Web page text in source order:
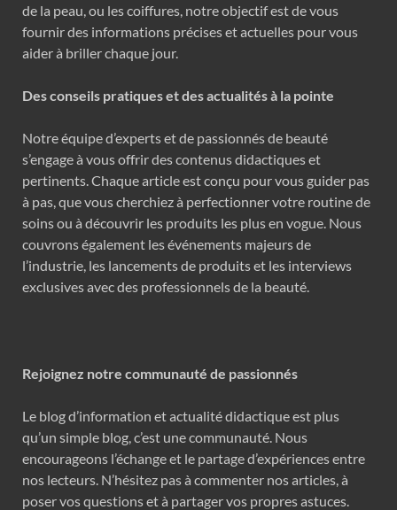
de la peau, ou les coiffures, notre objectif est de vous
fournir des informations précises et actuelles pour vous
aider à briller chaque jour.
Des conseils pratiques et des actualités à la pointe
Notre équipe d’experts et de passionnés de beauté
s’engage à vous offrir des contenus didactiques et
pertinents. Chaque article est conçu pour vous guider pas
à pas, que vous cherchiez à perfectionner votre routine de
soins ou à découvrir les produits les plus en vogue. Nous
couvrons également les événements majeurs de
l’industrie, les lancements de produits et les interviews
exclusives avec des professionnels de la beauté.
Rejoignez notre communauté de passionnés
Le blog d’information et actualité didactique est plus
qu’un simple blog, c’est une communauté. Nous
encourageons l’échange et le partage d’expériences entre
nos lecteurs. N’hésitez pas à commenter nos articles, à
poser vos questions et à partager vos propres astuces.